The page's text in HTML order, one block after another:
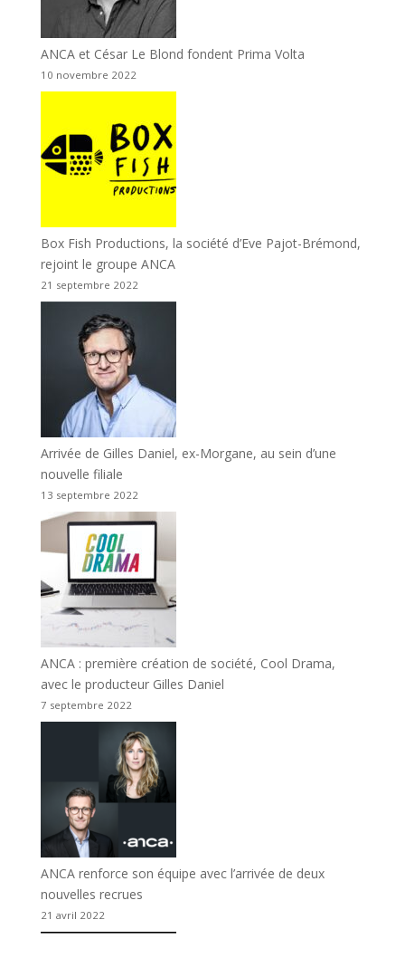
ANCA et César Le Blond fondent Prima Volta
10 novembre 2022
Box Fish Productions, la société d’Eve Pajot-Brémond,
rejoint le groupe ANCA
21 septembre 2022
Arrivée de Gilles Daniel, ex-Morgane, au sein d’une
nouvelle filiale
13 septembre 2022
ANCA : première création de société, Cool Drama,
avec le producteur Gilles Daniel
7 septembre 2022
ANCA renforce son équipe avec l’arrivée de deux
nouvelles recrues
21 avril 2022